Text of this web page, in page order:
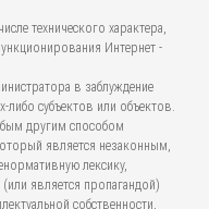
технического характера,
Интернет -
в заблуждение
либо субъектов или объектов.
другим способом
является незаконным,
лексику,
является пропагандой)
собственности,